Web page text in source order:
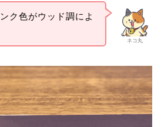
ネコ丸
ク色がウッド調によ